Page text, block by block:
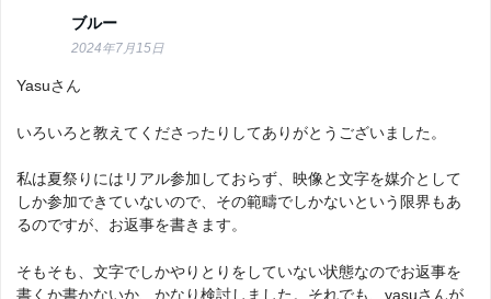
ブルー
2024年7月15日
Yasuさん
いろいろと教えてくださったりしてありがとうございました。
私は夏祭りにはリアル参加しておらず、映像と文字を媒介として
しか参加できていないので、その範疇でしかないという限界もあ
るのですが、お返事を書きます。
そもそも、文字でしかやりとりをしていない状態なのでお返事を
書くか書かないか、かなり検討しました。それでも、yasuさんが